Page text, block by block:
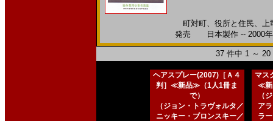
町対町、役所と住民、上
発売 日本製作 -- 2000
37 件中 1 ～
ヘアスプレー(2007)［Ａ４
判］≪新品≫（1人1冊ま
で）
（ジョン・トラヴォルタ／
ニッキー・ブロンスキー／
マス
≪新
（
ア
ラ